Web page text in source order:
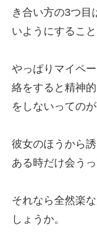
き合い方の3つ目
いようにすること
やっぱりマイペ
絡をすると精神
をしないっての
彼女のほうから
ある時だけ会う
それなら全然楽
しょうか。